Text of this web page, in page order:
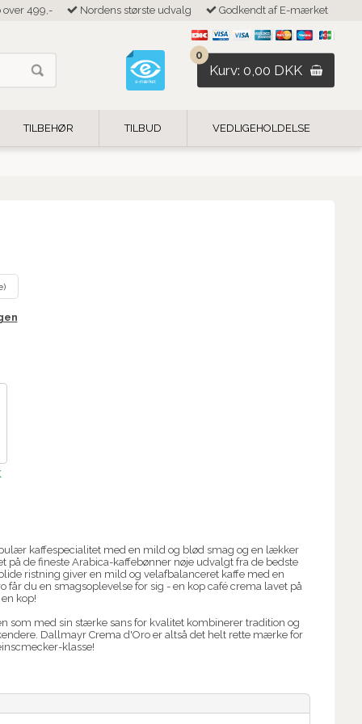
over 499,- Nordens største udvalg Godkendt af E-mærket
0
Kurv: 0,00 DKK
TILBEHØR TILBUD VEDLIGEHOLDELSE
kaffespecialitet med en mild og blød smag og en lækker
de fineste Arabica-kaffebønner nøje udvalgt fra de bedste
ristning giver en mild og velafbalanceret kaffe med en
du en smagsoplevelse for sig - en kop café crema lavet på
kop!
som med sin stærke sans for kvalitet kombinerer tradition og
Dallmayr Crema d'Oro er altså det helt rette mærke for
klasse!